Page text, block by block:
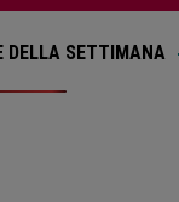
DELLA SETTIMANA